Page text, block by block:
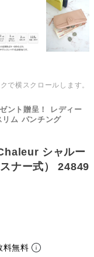
で横スクロールします。
ント贈呈！ レディー
ム パンチング
シャルー
ナー式） 24849
料無料